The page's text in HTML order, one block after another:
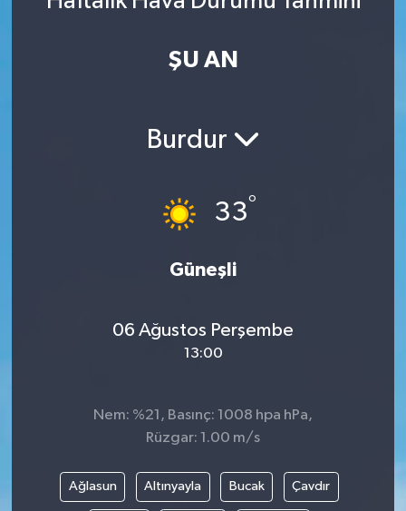
ŞU AN
Burdur
33°
Güneşli
06 Ağustos Perşembe
13:00
Nem: %21, Basınç: 1008 hpa hPa,
Rüzgar: 1.00 m/s
Ağlasun Altınyayla Bucak Çavdır
SPOR
Süper Lig Puan Durumu ve Fikstür